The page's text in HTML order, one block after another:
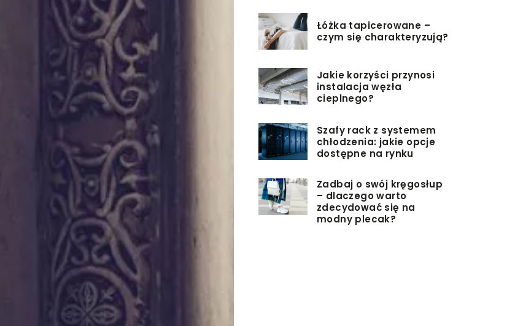
Łóżka tapicerowane –
czym się charakteryzują?
Jakie korzyści przynosi
instalacja węzła
cieplnego?
Szafy rack z systemem
chłodzenia: jakie opcje
dostępne na rynku
Zadbaj o swój kręgosłup
– dlaczego warto
zdecydować się na
modny plecak?